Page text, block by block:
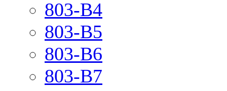
803-B4
803-B5
803-B6
803-B7